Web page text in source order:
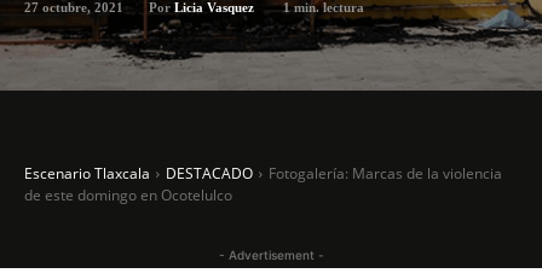
27 octubre, 2021 Por Licia Vasquez 1min. lectura
Escenario Tlaxcala DESTACADO
Fotogalería: Marcas de la violencia
de este domingo en Ocotelulco
- Advertisement -